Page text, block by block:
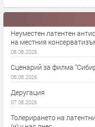
Неуместен латентен
на местния
08.08.2026
Сценарий за филма
08.08.2026
Деругация
07.08.2026
Толерирането на